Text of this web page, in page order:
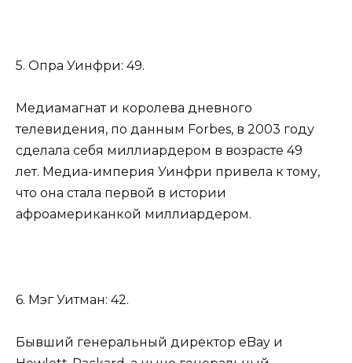
5. Опра Уинфри: 49.
Медиамагнат и королева дневного
телевидения, по данным Forbes, в 2003 году
сделала себя миллиардером в возрасте 49
лет. Медиа-империя Уинфри привела к тому,
что она стала первой в истории
афроамериканкой миллиардером.
6. Мэг Уитман: 42.
Бывший генеральный директор eBay и